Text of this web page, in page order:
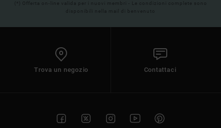
(*) Offerta on-line valida per i nuovi membri - Le condizioni complete sono
disponibili nella mail di benvenuto
Trova un negozio Contattaci